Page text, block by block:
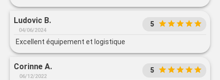
Ludovic B.
04/06/2024
5
Excellent équipement et logistique
Corinne A.
06/12/2022
5